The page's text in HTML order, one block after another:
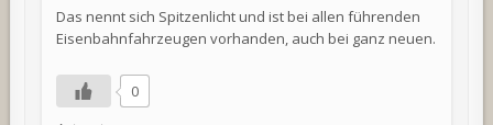
Das nennt sich Spitzenlicht und ist bei allen führenden
Eisenbahnfahrzeugen vorhanden, auch bei ganz neuen.
0